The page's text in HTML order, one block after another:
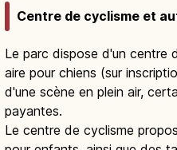
Centre de cyclisme et
Le parc dispose d'un centre
aire pour chiens (sur
d'une scène en plein air,
payantes.
Le centre de cyclisme